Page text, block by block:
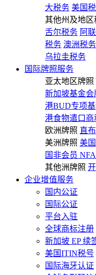
大税务 美国
其他州及地区
舌尔税务 阿
税务 澳洲税务
乌拉圭税务
国际牌照服务
亚太地区牌照
新加坡基金会
港BUD专项
港食物遣口
欧洲牌照 直
美洲牌照 美
国非会员
其他洲牌照
企业增值服务
国内公证
国际公证
平台入驻
全球商标注册
新加坡 EP 续
美国ITIN税号
国际海牙认证